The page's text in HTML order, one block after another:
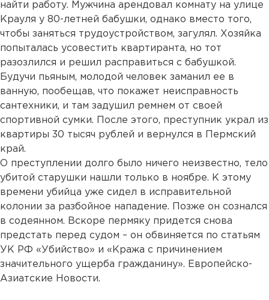
найти работу. Мужчина арендовал комнату на улице
Крауля у 80-летней бабушки, однако вместо того,
чтобы заняться трудоустройством, загулял. Хозяйка
попыталась усовестить квартиранта, но тот
разозлился и решил расправиться с бабушкой.
Будучи пьяным, молодой человек заманил ее в
ванную, пообещав, что покажет неисправность
сантехники, и там задушил ремнем от своей
спортивной сумки. После этого, преступник украл из
квартиры 30 тысяч рублей и вернулся в Пермский
край.
О преступлении долго было ничего неизвестно, тело
убитой старушки нашли только в ноябре. К этому
времени убийца уже сидел в исправительной
колонии за разбойное нападение. Позже он сознался
в содеянном. Вскоре пермяку придется снова
предстать перед судом – он обвиняется по статьям
УК РФ «Убийство» и «Кража с причинением
значительного ущерба гражданину». Европейско-
Азиатские Новости.